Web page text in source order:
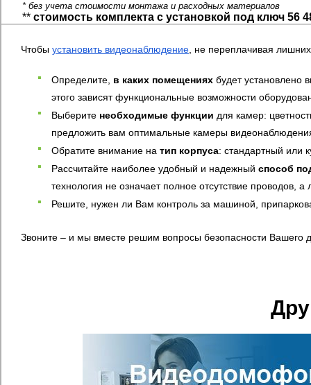
* без учета стоимости монтажа и расходных материалов
** стоимость комплекта с установкой под ключ 56
Чтобы установить видеонаблюдение , не переплачивая
Определите, в каких помещениях будет установлено
этого зависят функциональные возможности
Выберите необходимые функции для камер:
предложить вам оптимальные камеры
Обратите внимание на тип корпуса: стандартный или
Рассчитайте наиболее удобный и надежный способ
технология не означает полное отсутствие проводов,
Решите, нужен ли Вам контроль за машиной,
Звоните – и мы вместе решим вопросы безопасности Вашего